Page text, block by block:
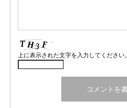
上に表示された文字を入力してください。